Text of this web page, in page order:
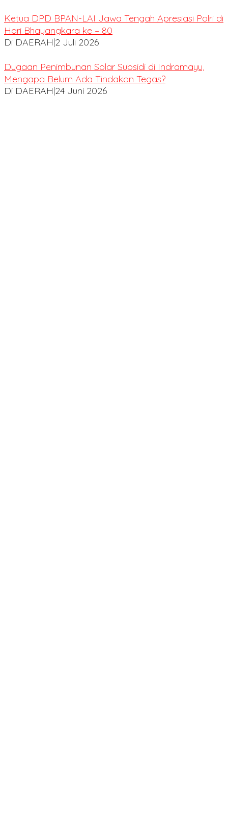
Ketua DPD BPAN-LAI Jawa Tengah Apresiasi Polri di
Hari Bhayangkara ke – 80
Di DAERAH|2 Juli 2026
Dugaan Penimbunan Solar Subsidi di Indramayu,
Mengapa Belum Ada Tindakan Tegas?
Di DAERAH|24 Juni 2026